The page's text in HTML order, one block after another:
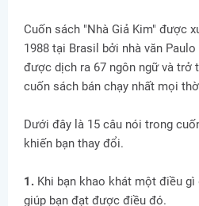
Cuốn sách "Nhà Giả Kim" được
1988 tại Brasil bởi nhà văn
được dịch ra 67 ngôn ngữ và trở
cuốn sách bán chạy nhất mọi
Dưới đây là 15 câu nói trong
khiến bạn thay đổi.
1. Khi bạn khao khát một điều
giúp bạn đạt được điều đó.